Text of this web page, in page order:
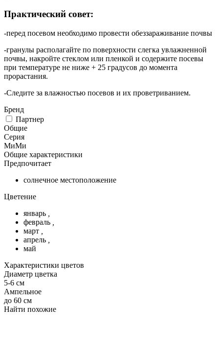
Практический совет:
-перед посевом необходимо провести обеззараживание почвы
-гранулы располагайте по поверхности слегка увлажненной
почвы, накройте стеклом или пленкой и содержите посевы
при температуре не ниже + 25 градусов до момента
прорастания.
-Следите за влажностью посевов и их проветриванием.
Бренд
Партнер
Общие
Серия
МиМи
Общие характеристики
Предпочитает
солнечное местоположение
Цветение
январь
февраль
март
апрель
май
Характеристики цветов
Диаметр цветка
5-6 см
Ампельное
до 60 см
Найти похожие